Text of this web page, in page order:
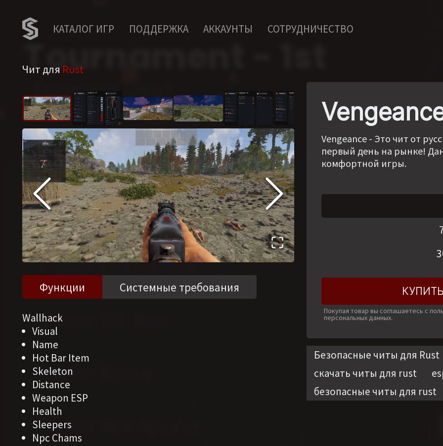
КАТАЛОГ ИГР ПОДДЕРЖКА АККАУНТЫ СОТРУДНИЧЕСТВО
Чит для Rust
Функции Системные требования
Wallhack
Visual
Name
Hot Bar Item
Skeleton
Distance
Weapon ESP
Health
Sleepers
Npc Chams
Vengeance - Это чит от
первый день на рынке!
комфортной игры.
Покупая товар вы соглашаетесь с
персональных данных.
Безопасные читы для Rust
скачать читы для rust
безопасные читы для rust